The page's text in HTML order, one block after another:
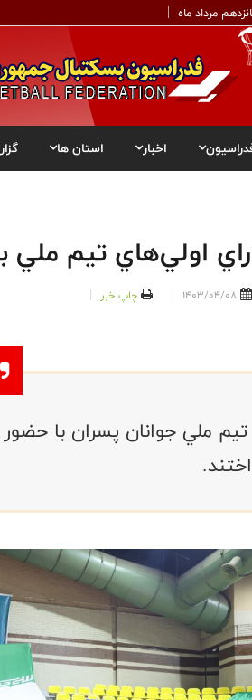
مرداد ماه
اخبار استان ها
اولي‌هاي تيم ملي
1403/04/08 چاپ خبر
ملي جوانان پسران با